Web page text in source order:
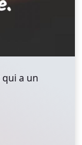
a un